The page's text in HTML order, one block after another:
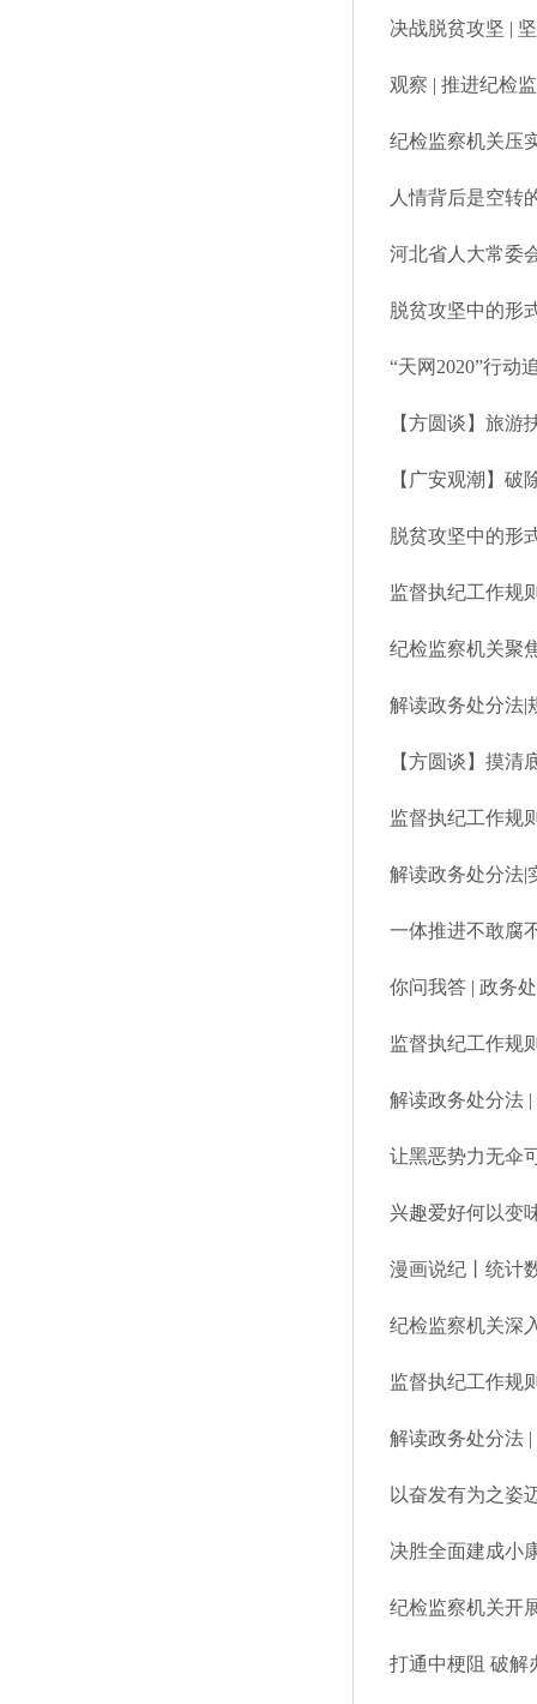
决战脱贫攻坚 |
观察 | 推进纪检
纪检监察机关压
人情背后是空转
河北省人大常委
脱贫攻坚中的形
“天网2020”行动
【方圆谈】旅游
【广安观潮】破
脱贫攻坚中的形
纪检监察机关聚
解读政务处分法|
【方圆谈】摸清
解读政务处分法|
一体推进不敢腐
你问我答 | 政务
解读政务处分法
让黑恶势力无伞
兴趣爱好何以变
漫画说纪丨统计
纪检监察机关深
解读政务处分法
以奋发有为之姿
决胜全面建成小
纪检监察机关开
打通中梗阻 破解